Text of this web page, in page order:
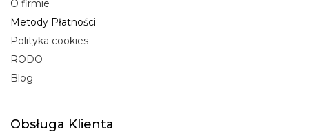
O firmie
Metody Płatności
Polityka cookies
RODO
Blog
Obsługa Klienta